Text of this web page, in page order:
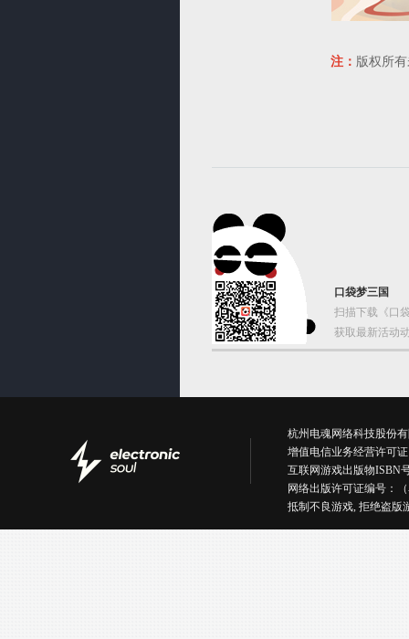
注： 版权所
口袋梦三国
扫描下载《口
获取最新活动
杭州电魂网络科技股份有
增值电信业务经营许可
互联网游戏出版物ISBN
网络出版许可证编号：
抵制不良游戏, 拒绝盗版